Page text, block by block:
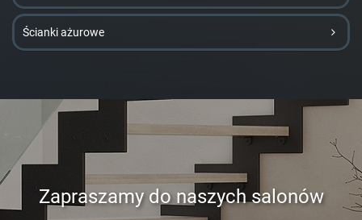
Ścianki ażurowe
Zapraszamy do naszych salonów